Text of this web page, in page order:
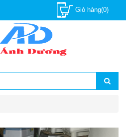
Giỏ hàng(0)